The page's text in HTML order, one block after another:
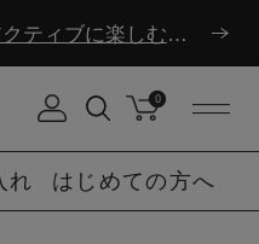
ダブルポイント！夏をアクティブに楽しむ夏タオル
休業のお知らせ
ダブルポイント！夏をアクティブに楽しむ夏タオル
0
れ はじめての方へ